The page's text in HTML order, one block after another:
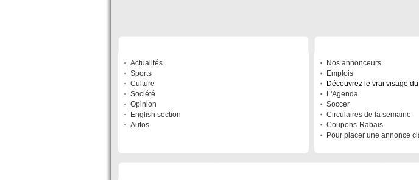
Actualités
Sports
Culture
Société
Opinion
English section
Autos
Nos annonceurs
Emplois
Découvrez le vrai visage
L'Agenda
Soccer
Circulaires de la semaine
Coupons-Rabais
Pour placer une annonce